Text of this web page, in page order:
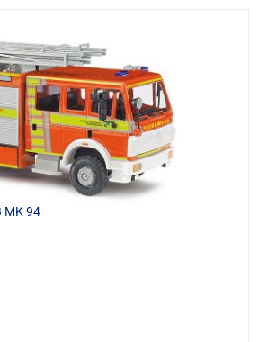
MK 94